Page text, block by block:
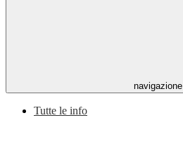
navigazione
Tutte le info